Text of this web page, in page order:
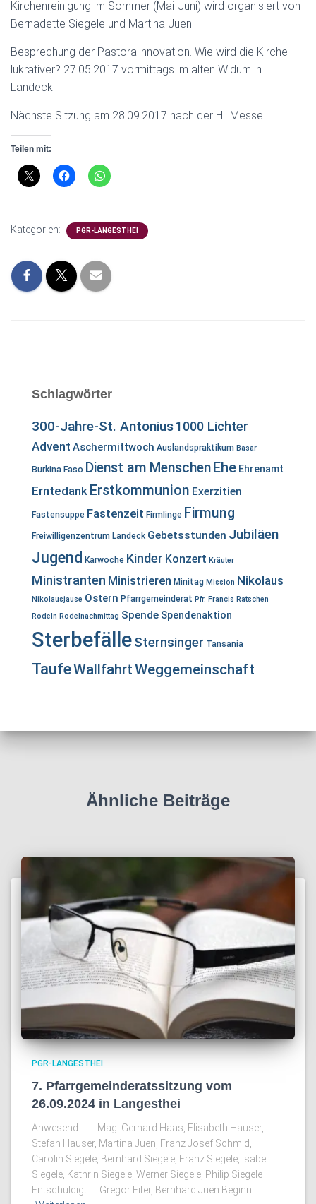
Kirchenreinigung im Sommer (Mai-Juni) wird organisiert von
Bernadette Siegele und Martina Juen.
Besprechung der Pastoralinnovation. Wie wird die Kirche
lukrativer? 27.05.2017 vormittags im alten Widum in
Landeck
Nächste Sitzung am 28.09.2017 nach der Hl. Messe.
Teilen mit:
Kategorien: PGR-LANGESTHEI
Schlagwörter
300-Jahre-St. Antonius1000 Lichter
Advent Aschermittwoch Auslandspraktikum Basar
Burkina Faso Dienst am MenschenEhe Ehrenamt
Erntedank Erstkommunion Exerzitien
Fastensuppe Fastenzeit Firmlinge Firmung
Freiwilligenzentrum Landeck Gebetsstunden Jubiläen
Jugend Karwoche Kinder Konzert Kräuter
Ministranten Ministrieren Minitag Mission Nikolaus
Nikolausjause Ostern Pfarrgemeinderat Pfr. Francis Ratschen
Rodeln Rodelnachmittag Spende Spendenaktion
SterbefälleSternsinger Tansania
TaufeWallfahrtWeggemeinschaft
Ähnliche Beiträge
PGR-LANGESTHEI
7. Pfarrgemeinderatssitzung vom
26.09.2024 in Langesthei
Anwesend: Mag. Gerhard Haas, Elisabeth Hauser,
Stefan Hauser, Martina Juen, Franz Josef Schmid,
Carolin Siegele, Bernhard Siegele, Franz Siegele, Isabell
Siegele, Kathrin Siegele, Werner Siegele, Philip Siegele
Entschuldigt: Gregor Eiter, Bernhard Juen Beginn: